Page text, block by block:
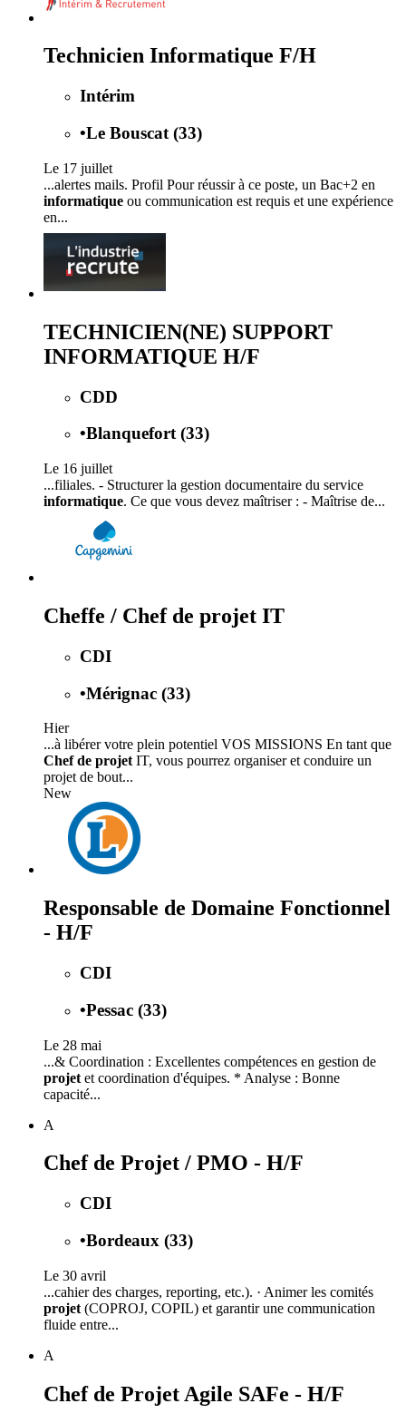
Technicien Informatique F/H
Intérim
•Le Bouscat (33)
Le 17 juillet
...alertes mails. Profil Pour réussir à ce poste, un Bac+2 en
informatique ou communication est requis et une expérience
en...
TECHNICIEN(NE) SUPPORT
INFORMATIQUE H/F
CDD
•Blanquefort (33)
Le 16 juillet
...filiales. - Structurer la gestion documentaire du service
informatique. Ce que vous devez maîtriser : - Maîtrise de...
Cheffe / Chef de projet IT
CDI
•Mérignac (33)
Hier
...à libérer votre plein potentiel VOS MISSIONS En tant que
Chef de projet IT, vous pourrez organiser et conduire un
projet de bout...
New
Responsable de Domaine Fonctionnel
- H/F
CDI
•Pessac (33)
Le 28 mai
...& Coordination : Excellentes compétences en gestion de
projet et coordination d'équipes. * Analyse : Bonne
capacité...
A
Chef de Projet / PMO - H/F
CDI
•Bordeaux (33)
Le 30 avril
...cahier des charges, reporting, etc.). · Animer les comités
projet (COPROJ, COPIL) et garantir une communication
fluide entre...
A
Chef de Projet Agile SAFe - H/F